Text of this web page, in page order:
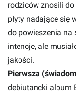
rodziców znosili do
płyty nadające się
do powieszenia na
intencje, ale
jakości.
Pierwsza
debiutancki album